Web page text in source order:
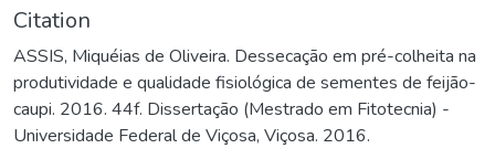
Citation
ASSIS, Miquéias de Oliveira. Dessecação em pré-colheita na
produtividade e qualidade fisiológica de sementes de feijão-
caupi. 2016. 44f. Dissertação (Mestrado em Fitotecnia) -
Universidade Federal de Viçosa, Viçosa. 2016.